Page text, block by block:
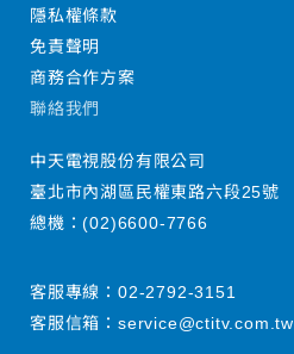
隱私權條款
免責聲明
商務合作方案
聯絡我們
中天電視股份有限公司
臺北市內湖區民權東路六段25號
總機：(02)6600-7766
客服專線： 02-2792-3151
客服信箱： service@ctitv.com.tw